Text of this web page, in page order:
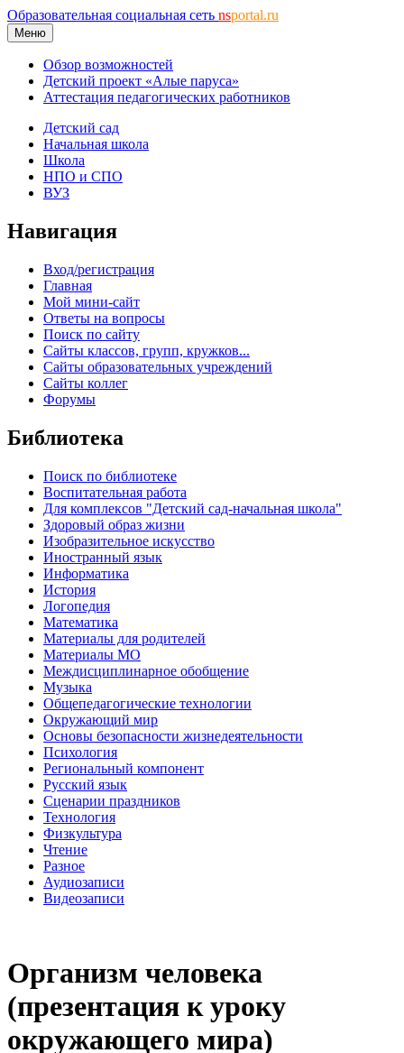
Образовательная социальная сеть nsportal.ru
Меню
Обзор возможностей
Детский проект «Алые паруса»
Аттестация педагогических работников
Детский сад
Начальная школа
Школа
НПО и СПО
ВУЗ
Навигация
Вход/регистрация
Главная
Мой мини-сайт
Ответы на вопросы
Поиск по сайту
Сайты классов, групп, кружков...
Сайты образовательных учреждений
Сайты коллег
Форумы
Библиотека
Поиск по библиотеке
Воспитательная работа
Для комплексов "Детский сад-начальная школа"
Здоровый образ жизни
Изобразительное искусство
Иностранный язык
Информатика
История
Логопедия
Математика
Материалы для родителей
Материалы МО
Междисциплинарное обобщение
Музыка
Общепедагогические технологии
Окружающий мир
Основы безопасности жизнедеятельности
Психология
Региональный компонент
Русский язык
Сценарии праздников
Технология
Физкультура
Чтение
Разное
Аудиозаписи
Видеозаписи
Организм человека
(презентация к уроку
окружающего мира)